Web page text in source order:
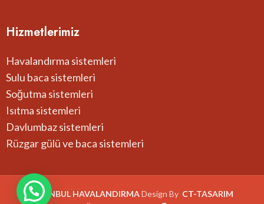
Hizmetlerimiz
Havalandırma sistemleri
Sulu baca sistemleri
Soğutma sistemleri
Isıtma sistemleri
Davlumbaz sistemleri
Rüzgar gülü ve baca sistemleri
İSTANBUL HAVALANDIRMADesign By CT-TASARIM